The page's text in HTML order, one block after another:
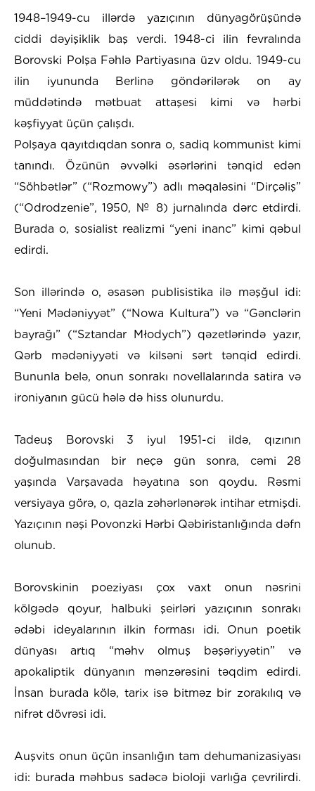
1948–1949-cu illərdə yazıçının dünyagörüşündə
ciddi dəyişiklik baş verdi. 1948-ci ilin fevralında
Borovski Polşa Fəhlə Partiyasına üzv oldu. 1949-cu
ilin iyununda Berlinə göndərilərək on ay
müddətində mətbuat attaşesi kimi və hərbi
kəşfiyyat üçün çalışdı.
Polşaya qayıtdıqdan sonra o, sadiq kommunist kimi
tanındı. Özünün əvvəlki əsərlərini tənqid edən
“Söhbətlər” (“Rozmowy”) adlı məqaləsini “Dirçəliş”
(“Odrodzenie”, 1950, № 8) jurnalında dərc etdirdi.
Burada o, sosialist realizmi “yeni inanc” kimi qəbul
edirdi.
Son illərində o, əsasən publisistika ilə məşğul idi:
“Yeni Mədəniyyət” (“Nowa Kultura”) və “Gənclərin
bayrağı” (“Sztandar Młodych”) qəzetlərində yazır,
Qərb mədəniyyəti və kilsəni sərt tənqid edirdi.
Bununla belə, onun sonrakı novellalarında satira və
ironiyanın gücü hələ də hiss olunurdu.
Tadeuş Borovski 3 iyul 1951-ci ildə, qızının
doğulmasından bir neçə gün sonra, cəmi 28
yaşında Varşavada həyatına son qoydu. Rəsmi
versiyaya görə, o, qazla zəhərlənərək intihar etmişdi.
Yazıçının nəşi Povonzki Hərbi Qəbiristanlığında dəfn
olunub.
Borovskinin poeziyası çox vaxt onun nəsrini
kölgədə qoyur, halbuki şeirləri yazıçının sonrakı
ədəbi ideyalarının ilkin forması idi. Onun poetik
dünyası artıq “məhv olmuş bəşəriyyətin” və
apokaliptik dünyanın mənzərəsini təqdim edirdi.
İnsan burada kölə, tarix isə bitməz bir zorakılıq və
nifrət dövrəsi idi.
Auşvits onun üçün insanlığın tam dehumanizasiyası
idi: burada məhbus sadəcə bioloji varlığa çevrilirdi.